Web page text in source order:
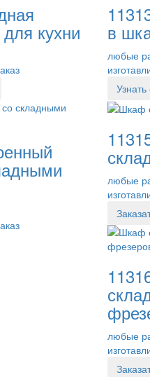
кухни в
любые
любые
любые